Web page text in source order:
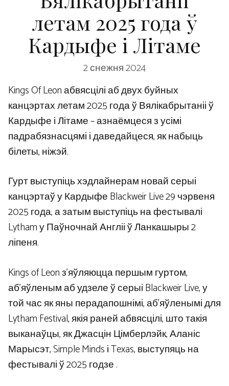
летам 2025 года ў
Кардыфе і Літаме
2 снежня 2024
Kings Of Leon абвясцілі аб двух буйных
канцэртах летам 2025 года ў Вялікабрытаніі ў
Кардыфе і Літаме – азнаёмцеся з усімі
падрабязнасцямі і даведайцеся, як набыць
білеты, ніжэй.
Гурт выступіць хэдлайнерам новай серыі
канцэртаў у Кардыфе Blackweir Live 29 чэрвеня
2025 года, а затым выступіць на фестывалі
Lytham у Паўночнай Англіі ў Ланкашыры 2
ліпеня.
Kings of Leon з’яўляюцца першым гуртом,
аб’яўленым аб удзеле ў серыі Blackweir Live, у
той час як яны перадапошнімі, аб’яўленымі для
Lytham Festival, якія раней абвясцілі, што такія
выканаўцы, як Джасцін Цімберлэйк, Аланіс
Марысэт, Simple Minds і Texas, выступяць на
фестывалі ў 2025 годзе .